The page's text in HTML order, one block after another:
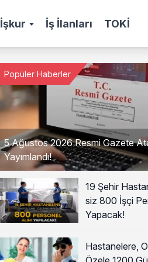
İşkur İş İlanları TOKİ
5 Ağustos 2026 Resmi Gazete
Yayımlandı!
Popüler Haberler
19 Şehir
siz 800 İşçi
Yapacak!
Hastanelere,